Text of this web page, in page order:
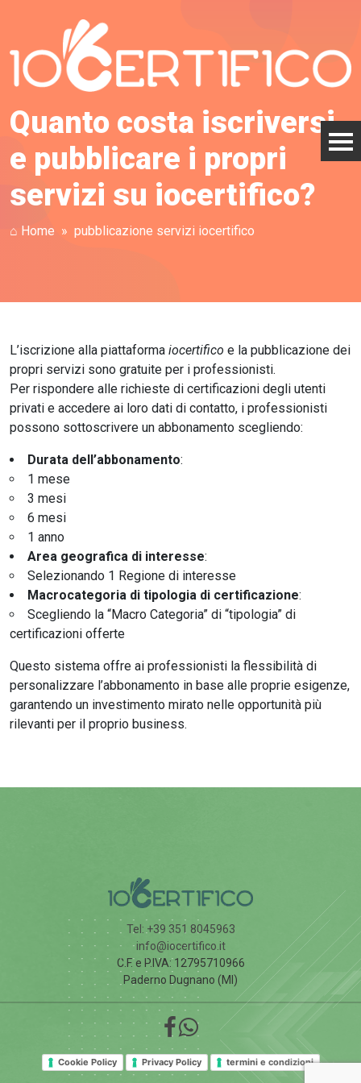
Quanto costa iscriversi
e pubblicare i propri
servizi su iocertifico?
⌂ Home pubblicazione servizi iocertifico
L’iscrizione alla piattaforma iocertifico e la pubblicazione dei
propri servizi sono gratuite per i professionisti.
Per rispondere alle richieste di certificazioni degli utenti
privati e accedere ai loro dati di contatto, i professionisti
possono sottoscrivere un abbonamento scegliendo:
Durata dell’abbonamento:
1 mese
3 mesi
6 mesi
1 anno
Area geografica di interesse:
Selezionando 1 Regione di interesse
Macrocategoria di tipologia di certificazione:
Scegliendo la “Macro Categoria” di “tipologia” di
certificazioni offerte
Questo sistema offre ai professionisti la flessibilità di
personalizzare l’abbonamento in base alle proprie esigenze,
garantendo un investimento mirato nelle opportunità più
rilevanti per il proprio business.
Tel: +39 351 8045963
info@iocertifico.it
C.F. e P.IVA: 12795710966
Paderno Dugnano (MI)
Cookie Policy Privacy Policy termini e condizioni